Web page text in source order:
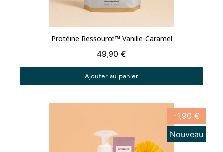
Aperçu rapide
Protéine Ressource™ Vanille-Caramel
49,90 €
Ajouter au panier
-1,90 €
Nouveau